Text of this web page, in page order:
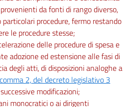
da fonti di rango diverso,
procedure, fermo restando
le procedure stesse;
delle procedure di spesa e
adozione ed estensione alle fasi di
degli atti, di disposizioni analoghe a
2, del decreto legislativo 3
modificazioni;
monocratici o ai dirigenti